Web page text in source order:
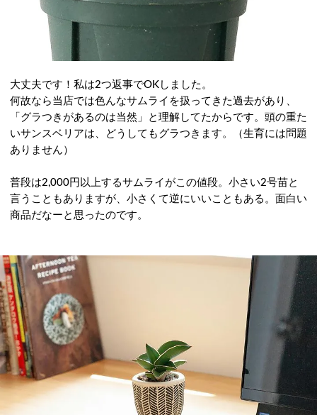
大丈夫です！私は2つ返事でOKしました。
何故なら当店では色んなサムライを扱ってきた過去があり、
「グラつきがあるのは当然」と理解してたからです。頭の重た
いサンスベリアは、どうしてもグラつきます。（生育には問題
ありません）
普段は2,000円以上するサムライがこの値段。小さい2号苗と
言うこともありますが、小さくて逆にいいこともある。面白い
商品だなーと思ったのです。